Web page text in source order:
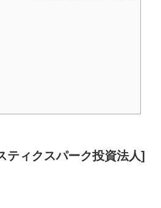
ティクスパーク投資法人]